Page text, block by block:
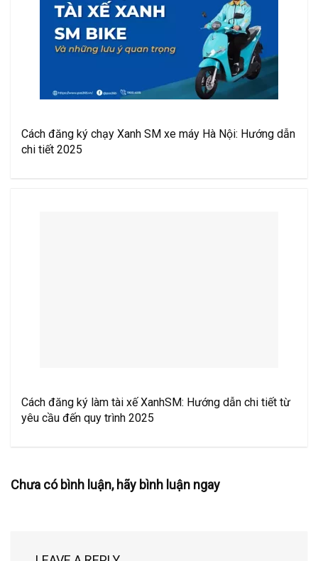
Cách đăng ký chạy Xanh SM xe máy Hà Nội: Hướng dẫn
chi tiết 2025
Cách đăng ký làm tài xế XanhSM: Hướng dẫn chi tiết từ
yêu cầu đến quy trình 2025
Chưa có bình luận, hãy bình luận ngay